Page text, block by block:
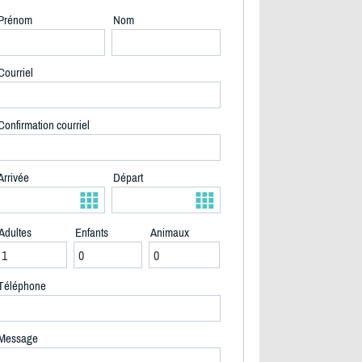
Nom
courriel
Départ
Enfants Animaux